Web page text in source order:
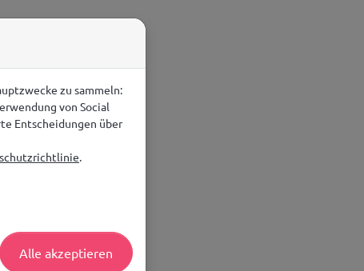
zu sammeln:
von Social
Entscheidungen über
Alle akzeptieren